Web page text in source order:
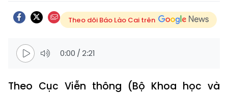
Theo dõi Báo Lào Cai trên
0:00 / 2:21
Theo Cục Viễn thông (Bộ Khoa học và